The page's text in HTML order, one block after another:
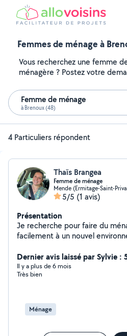
Femmes de ménage à
Vous recherchez une femme
ménagère ? Postez votre
Femme de ménage
à Brenoux (48)
4 Particuliers répondent
Thaïs Brangea
Femme de ménage
Mende (Ermitage-Saint-
5/5 (1 avis)
Présentation
Je recherche pour faire du
facilement à un nouvel environnement.
Dernier avis laissé par Sylvie :
Il y a plus de 6 mois
Très bien
Ménage